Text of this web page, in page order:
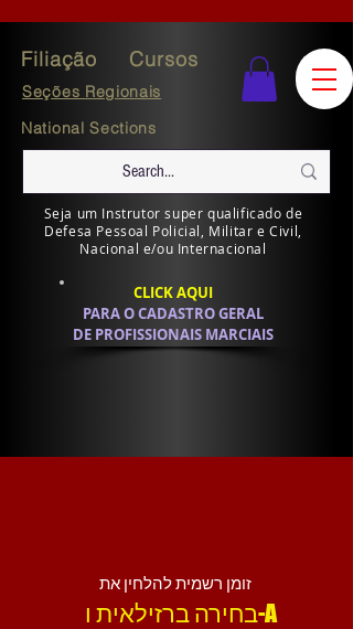
Filiação Cursos
Seções Regionais
National Sections
Seja um Instrutor super qualificado de
Defesa Pessoal Policial, Militar e Civil,
Nacional e/ou Internacional
CLICK AQUI
PARA O CADASTRO GERAL
DE PROFISSIONAIS MARCIAIS
זומן רשמית להלחין את
בחירה ברזילאית ו-A